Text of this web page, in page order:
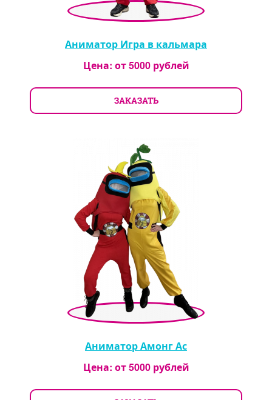
Аниматор Игра в кальмара
Цена: от5000рублей
ЗАКАЗАТЬ
Аниматор Амонг Ас
Цена: от5000рублей